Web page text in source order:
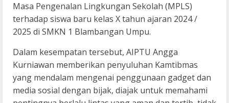
Masa Pengenalan Lingkungan Sekolah (MPLS)
terhadap siswa baru kelas X tahun ajaran 2024 /
2025 di SMKN 1 Blambangan Umpu.
Dalam kesempatan tersebut, AIPTU Angga
Kurniawan memberikan penyuluhan Kamtibmas
yang mendalam mengenai penggunaan gadget dan
media sosial dengan bijak, diajak untuk memahami